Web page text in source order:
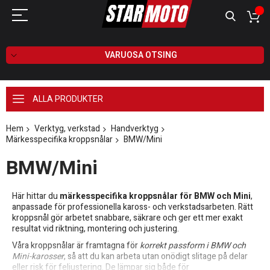
VARUOSA OTSING
ALLA PRODUKTER
Hem Verktyg, verkstad
Handverktyg
Märkesspecifika kroppsnålar
BMW/Mini
BMW/Mini
Här hittar du märkesspecifika kroppsnålar för BMW och Mini,
anpassade för professionella kaross- och verkstadsarbeten. Rätt
kroppsnål gör arbetet snabbare, säkrare och ger ett mer exakt
resultat vid riktning, montering och justering.
Våra kroppsnålar är framtagna förkorrekt passform i BMW och
Mini-karosser, så att du kan arbeta utan onödigt slitage på delar
eller risk för feljustering. De lämpar sig både för